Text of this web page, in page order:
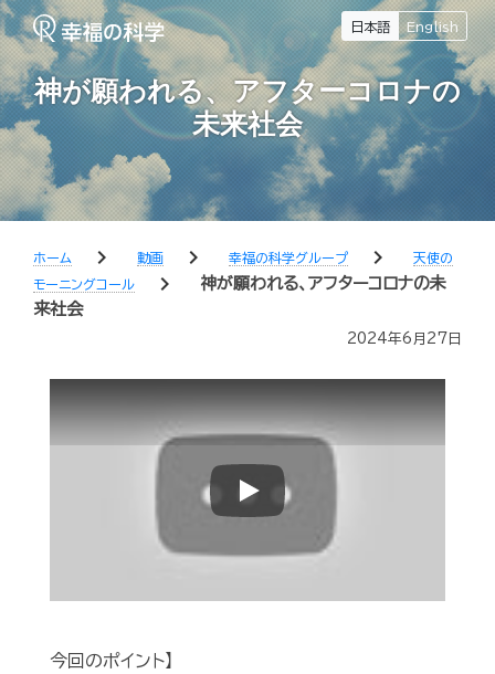
日本語 English
神が願われる、アフターコロナの
未来社会
ホーム chevron_right 動画 chevron_right 幸福の科学グループ chevron_right
天使の
モーニングコール
chevron_right
神が願われる、アフターコロナの未
来社会
2024年6月27日
Play
今回のポイント】